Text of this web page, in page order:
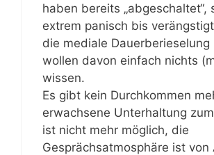
haben bereits „abgeschaltet“,
extrem panisch bis
die mediale
wollen davon einfach nichts
wissen.
Es gibt kein Durchkommen
erwachsene Unterhaltung
ist nicht mehr möglich, die
Gesprächsatmosphäre ist von